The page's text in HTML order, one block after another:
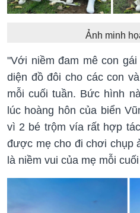
Ảnh minh
"Với niềm đam mê con
diện đồ đôi cho các con
mỗi cuối tuần. Bức hình
lúc hoàng hôn của biển
vì 2 bé trộm vía rất hợp
được mẹ cho đi chơi chụp
là niềm vui của mẹ mỗi